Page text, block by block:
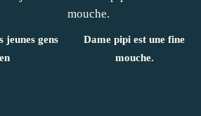
jeunes gens
Dame pipi est une fine
mouche.